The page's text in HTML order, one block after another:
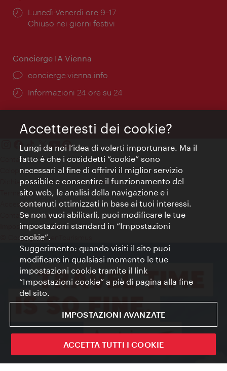
Orari
di
Lunedì-Venerdì ore 9–17
Chiuso nei giorni festivi
Concierge IA Vienna
Ort:
concierge.vienna.info
Öffnungszeiten:
Informazioni 24 ore su 24
Contatti
Colophon
Dichiarazione sulla protezione dei dati
Terms of Use
Accessibilità
Contatto stampa
Impostazioni cookie
© Copyright WienTourismus
Accetteresti dei cookie?
Lungi da noi l’idea di volerti importunare. Ma il
fatto è che i cosiddetti “cookie” sono
necessari al fine di offrirvi il miglior servizio
possibile e consentire il funzionamento del
sito web, le analisi della navigazione e i
contenuti ottimizzati in base ai tuoi interessi.
Se non vuoi abilitarli, puoi modificare le tue
impostazioni standard in “Impostazioni
cookie”.
Suggerimento: quando visiti il sito puoi
modificare in qualsiasi momento le tue
impostazioni cookie tramite il link
“Impostazioni cookie” a piè di pagina alla fine
del sito.
IMPOSTAZIONI AVANZATE
ACCETTA TUTTI I COOKIE